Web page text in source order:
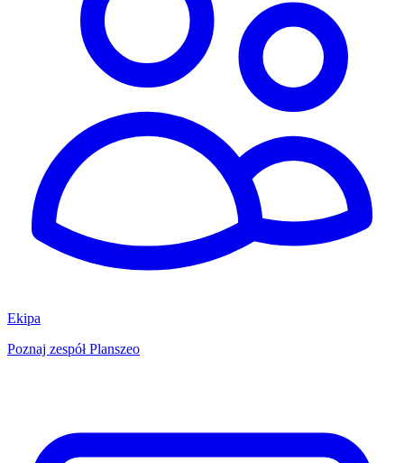
Ekipa
Poznaj zespół Planszeo